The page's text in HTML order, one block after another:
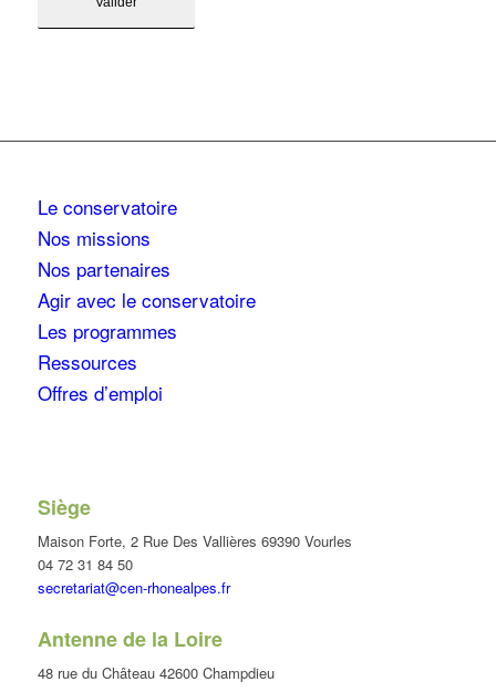
Le conservatoire
Nos missions
Nos partenaires
Agir avec le conservatoire
Les programmes
Ressources
Offres d’emploi
Siège
Maison Forte, 2 Rue Des Vallières 69390 Vourles
04 72 31 84 50
secretariat@cen-rhonealpes.fr
Antenne de la Loire
48 rue du Château 42600 Champdieu